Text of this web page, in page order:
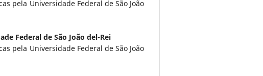
pela Universidade Federal de São João
Federal de São João del-Rei
pela Universidade Federal de São João